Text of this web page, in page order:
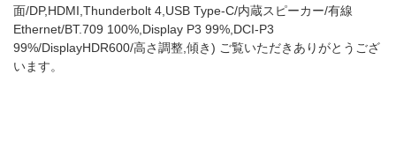
面/DP,HDMI,Thunderbolt 4,USB Type-C/内蔵スピーカー/有線
Ethernet/BT.709 100%,Display P3 99%,DCI-P3
99%/DisplayHDR600/高さ調整,傾き) ご覧いただきありがとうござ
います。